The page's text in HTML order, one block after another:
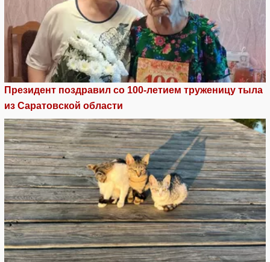
Президент поздравил со 100-летием труженицу тыла
из Саратовской области